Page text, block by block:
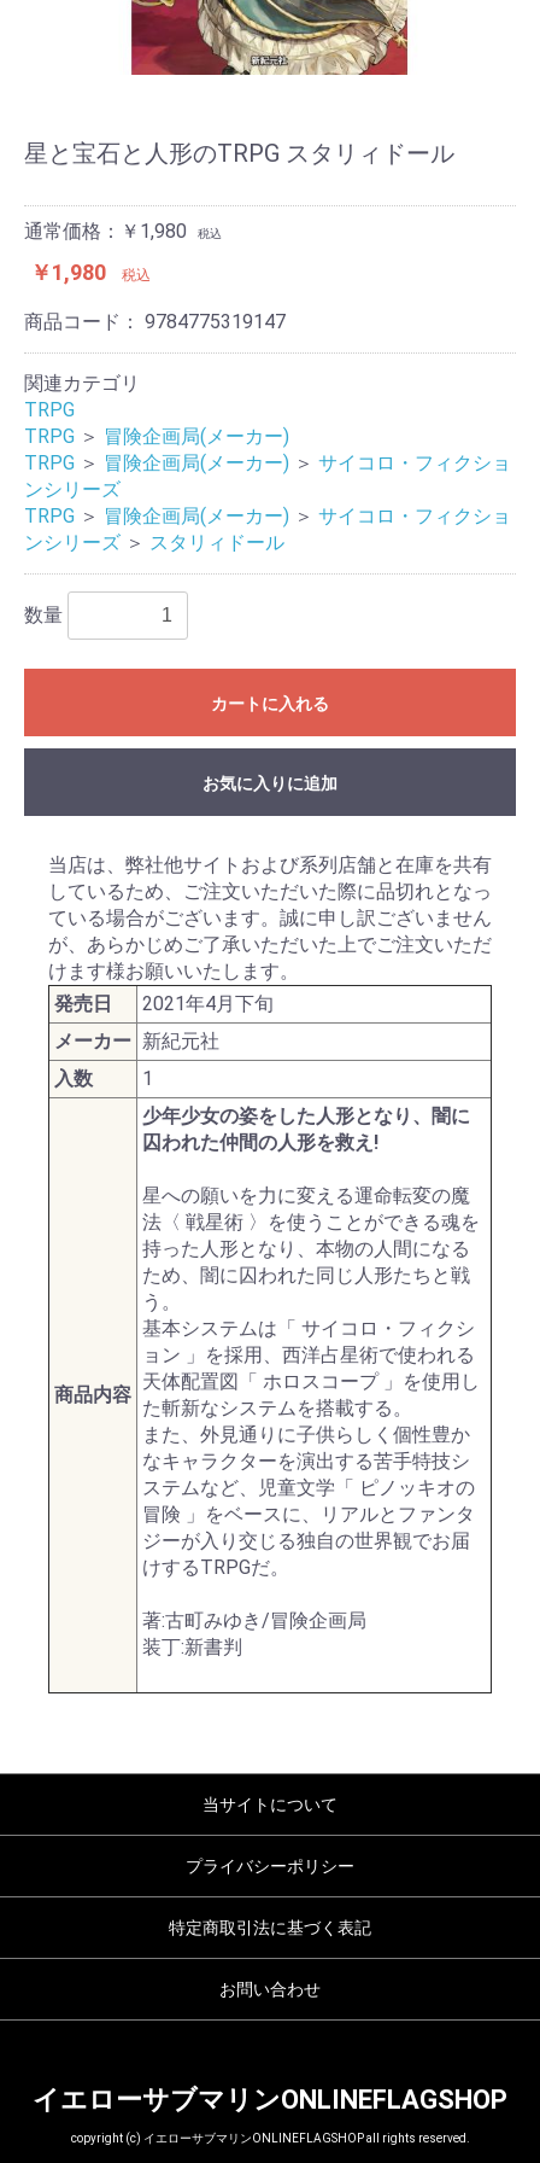
星と宝石と人形のTRPG スタリィドール
通常価格：￥1,980 税込
￥1,980 税込
商品コード： 9784775319147
関連カテゴリ
TRPG
TRPG ＞ 冒険企画局(メーカー)
TRPG ＞ 冒険企画局(メーカー) ＞ サイコロ・フィクショ
ンシリーズ
TRPG ＞ 冒険企画局(メーカー) ＞ サイコロ・フィクショ
ンシリーズ ＞ スタリィドール
数量
カートに入れる
お気に入りに追加
当店は、弊社他サイトおよび系列店舗と在庫を共有
しているため、ご注文いただいた際に品切れとなっ
ている場合がございます。誠に申し訳ございません
が、あらかじめご了承いただいた上でご注文いただ
けます様お願いいたします。
発売日
2021年4月下旬
メーカー 新紀元社
入数
1
商品内容
少年少女の姿をした人形となり、闇に
囚われた仲間の人形を救え!
星への願いを力に変える運命転変の魔
法〈 戦星術 〉を使うことができる魂を
持った人形となり、本物の人間になる
ため、闇に囚われた同じ人形たちと戦
う。
基本システムは「 サイコロ・フィクシ
ョン 」を採用、西洋占星術で使われる
天体配置図「 ホロスコープ 」を使用し
た斬新なシステムを搭載する。
また、外見通りに子供らしく個性豊か
なキャラクターを演出する苦手特技シ
ステムなど、児童文学「 ピノッキオの
冒険 」をベースに、リアルとファンタ
ジーが入り交じる独自の世界観でお届
けするTRPGだ。
著:古町みゆき/冒険企画局
装丁:新書判
当サイトについて
プライバシーポリシー
特定商取引法に基づく表記
お問い合わせ
イエローサブマリンONLINEFLAGSHOP
copyright (c) イエローサブマリンONLINEFLAGSHOP all rights reserved.